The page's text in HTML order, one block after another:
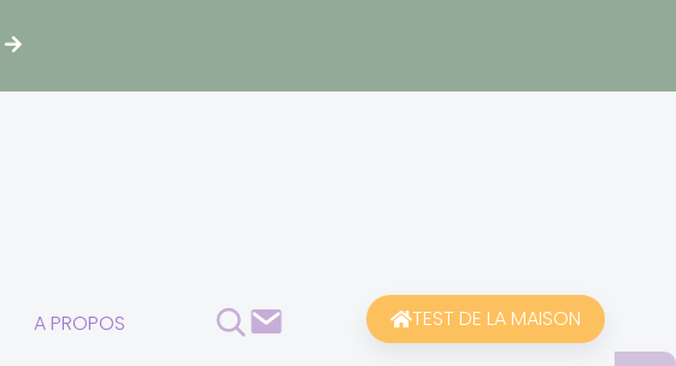
A PROPOS Rechercher
Contact TEST DE LA MAISON